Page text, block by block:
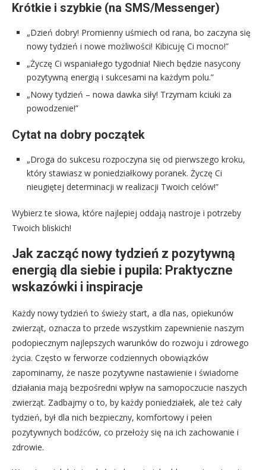
Krótkie i szybkie (na SMS/Messenger)
„Dzień dobry! Promienny uśmiech od rana, bo zaczyna się
nowy tydzień i nowe możliwości! Kibicuję Ci mocno!”
„Życzę Ci wspaniałego tygodnia! Niech będzie nasycony
pozytywną energią i sukcesami na każdym polu.”
„Nowy tydzień – nowa dawka siły! Trzymam kciuki za
powodzenie!”
Cytat na dobry początek
„Droga do sukcesu rozpoczyna się od pierwszego kroku,
który stawiasz w poniedziałkowy poranek. Życzę Ci
nieugiętej determinacji w realizacji Twoich celów!”
Wybierz te słowa, które najlepiej oddają nastroje i potrzeby
Twoich bliskich!
Jak zacząć nowy tydzień z pozytywną
energią dla siebie i pupila: Praktyczne
wskazówki i inspiracje
Każdy nowy tydzień to świeży start, a dla nas, opiekunów
zwierząt, oznacza to przede wszystkim zapewnienie naszym
podopiecznym najlepszych warunków do rozwoju i zdrowego
życia. Często w ferworze codziennych obowiązków
zapominamy, że nasze pozytywne nastawienie i świadome
działania mają bezpośredni wpływ na samopoczucie naszych
zwierząt. Zadbajmy o to, by każdy poniedziałek, ale też cały
tydzień, był dla nich bezpieczny, komfortowy i pełen
pozytywnych bodźców, co przełoży się na ich zachowanie i
zdrowie.